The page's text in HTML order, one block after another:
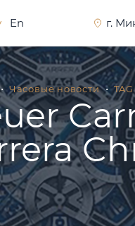
En г.
Часовые новости